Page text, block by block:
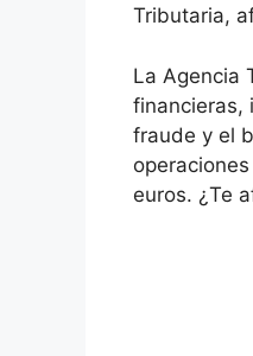
Tributaria,
La Agencia
financieras,
fraude y el
euros. ¿Te